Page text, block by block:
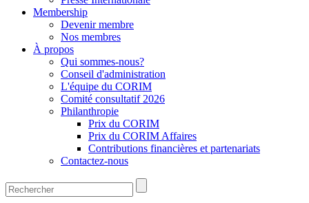
Membership
Devenir membre
Nos membres
À propos
Qui sommes-nous?
Conseil d'administration
L'équipe du CORIM
Comité consultatif 2026
Philanthropie
Prix du CORIM
Prix du CORIM Affaires
Contributions financières et partenariats
Contactez-nous